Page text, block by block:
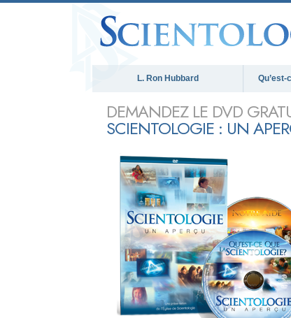
L. Ron Hubbard Qu’est-
DEMANDEZ LE DVD
SCIENTOLOGIE : UN